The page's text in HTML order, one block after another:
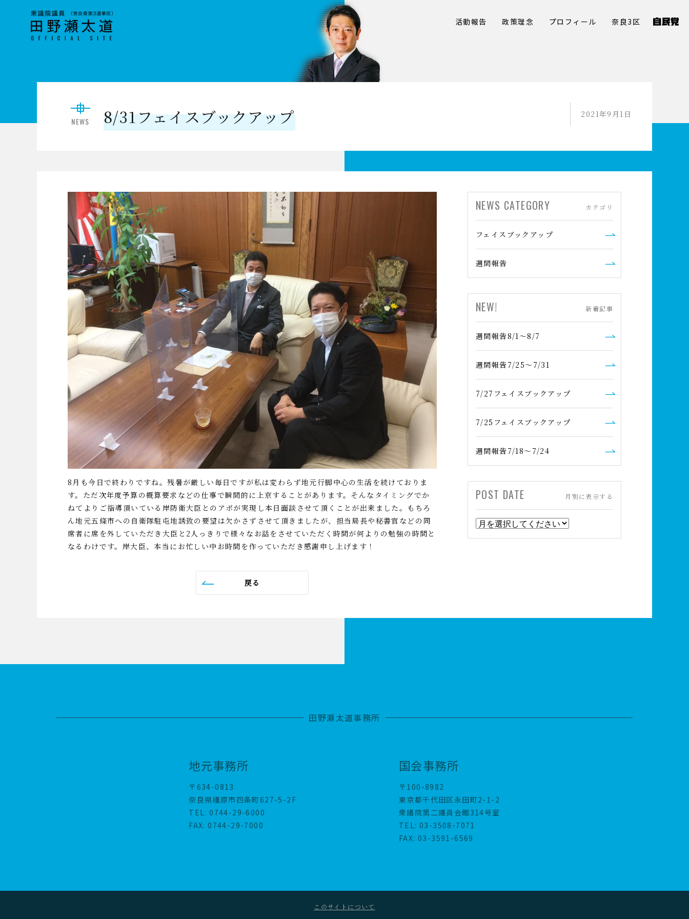
活動報告 政策理念 プロフィール 奈良3区
NEWS 8/31フェイスブックアップ 2021年9月1日
8月も今日で終わりですね。残暑が厳しい毎日ですが私は変わらず地元行脚中心の生活を続けておりま
す。ただ次年度予算の概算要求などの仕事で瞬間的に上京することがあります。そんなタイミングでか
ねてよりご指導頂いている岸防衛大臣とのアポが実現し本日面談させて頂くことが出来ました。もちろ
ん地元五條市への自衛隊駐屯地誘致の要望は欠かさずさせて頂きましたが、担当局長や秘書官などの同
席者に席を外していただき大臣と2人っきりで様々なお話をさせていただく時間が何よりの勉強の時間と
なるわけです。岸大臣、本当にお忙しい中お時間を作っていただき感謝申し上げます！
戻る
NEWS CATEGORY カテゴリ
フェイスブックアップ
週間報告
NEW! 新着記事
週間報告8/1～8/7
週間報告7/25～7/31
7/27フェイスブックアップ
7/25フェイスブックアップ
週間報告7/18～7/24
POST DATE 月別に表示する
田野瀬太道事務所
地元事務所
〒634-0813
奈良県橿原市四条町627-5-2F
TEL: 0744-29-6000
FAX: 0744-29-7000
国会事務所
〒100-8982
東京都千代田区永田町2-1-2
衆議院第二議員会館314号室
TEL: 03-3508-7071
FAX: 03-3591-6569
このサイトについて